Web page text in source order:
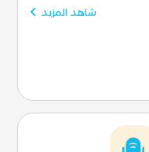
شاهد المزيد